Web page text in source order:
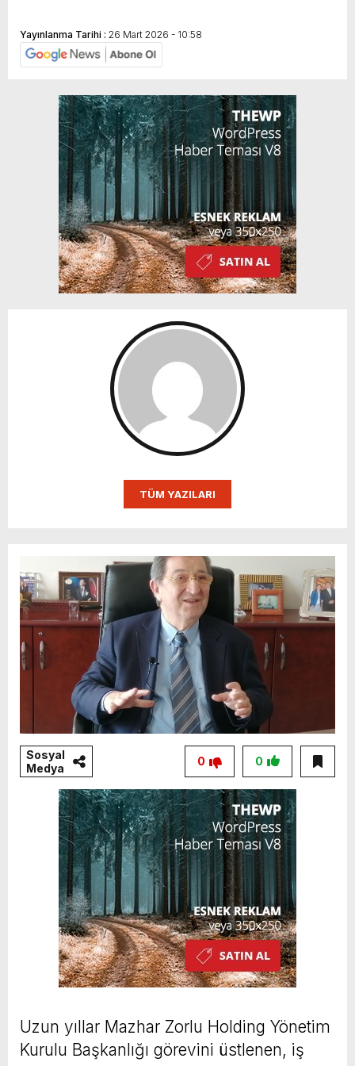
Yayınlanma Tarihi : 26 Mart 2026 - 10:58
TÜM YAZILARI
Sosyal
Medya
0
0
Uzun yıllar Mazhar Zorlu Holding Yönetim
Kurulu Başkanlığı görevini üstlenen, iş